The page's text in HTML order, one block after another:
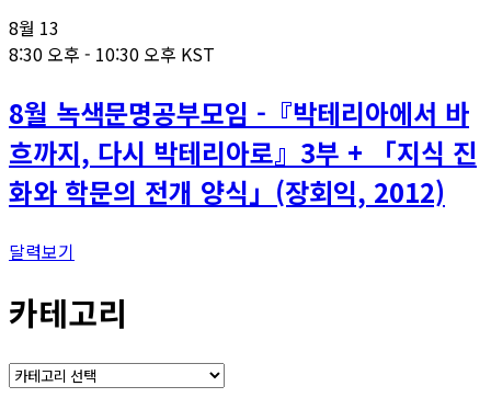
8월 13
8:30 오후 - 10:30 오후 KST
8월 녹색문명공부모임 -『박테리아에서 바
흐까지, 다시 박테리아로』3부 + 「지식 진
화와 학문의 전개 양식」(장회익, 2012)
달력보기
카테고리
카